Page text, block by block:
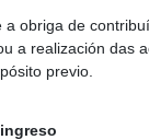
a obriga de
a realización das
previo.